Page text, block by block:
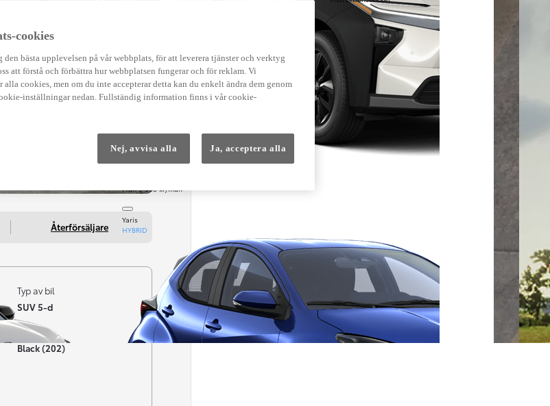
Från 3 958 kr/mån
Yaris
HYBRID
Återförsäljare
Typ av bil
SUV 5-d
Färg
Black (202)
cookies
bästa upplevelsen på vår webbplats, för att leverera tjänster och verktyg
att förstå och förbättra hur webbplatsen fungerar och för reklam. Vi
alla cookies, men om du inte accepterar detta kan du enkelt ändra dem genom
inställningar nedan. Fullständig information finns i vår cookie-
Nej, avvisa alla Ja, acceptera alla